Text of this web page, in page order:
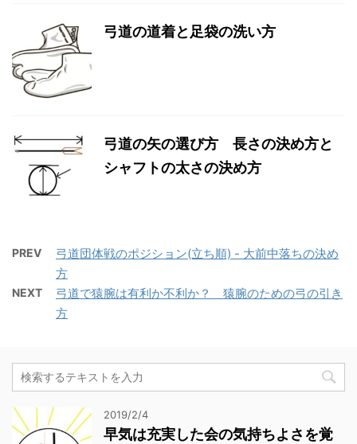
弓道の道着と足袋の洗い方
弓道の矢の選び方 長さの決め方と
シャフトの太さの決め方
PREV
弓道団体戦のポジション(立ち順) - 大前中落ちの決め
方
NEXT
弓道で猿腕は有利か不利か？ 猿腕のための弓の引き
方
2019/2/4
早気は充実した会の気持ちよさを覚